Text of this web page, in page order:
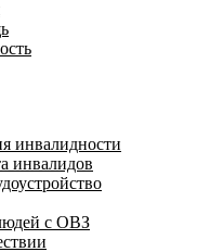
инвалидности
инвалидов
с ОВЗ